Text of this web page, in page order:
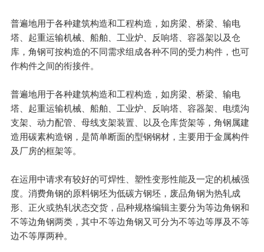
普遍地用于各种建筑构造和工程构造，如房梁、桥梁、输电
塔、起重运输机械、船舶、工业炉、反响塔、容器架以及仓
库，角钢可按构造的不同需求组成各种不同的受力构件，也可
作构件之间的衔接件。
普遍地用于各种建筑构造和工程构造，如房梁、桥梁、输电
塔、起重运输机械、船舶、工业炉、反响塔、容器架、电缆沟
支架、动力配管、母线支架装置、以及仓库货架等，角钢属建
造用碳素构造钢，是简单断面的型钢钢材，主要用于金属构件
及厂房的框架等。
在运用中请求有较好的可焊性、塑性变形性能及一定的机械强
度。消费角钢的原料钢坯为低碳方钢坯，废品角钢为热轧成
形、正火或热轧状态交货，品种规格编辑主要分为等边角钢和
不等边角钢两类，其中不等边角钢又可分为不等边等厚及不等
边不等厚两种。